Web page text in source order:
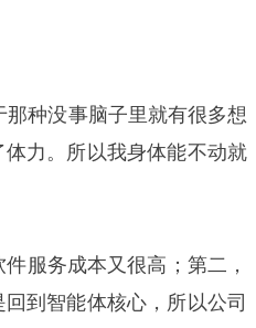
那种没事脑子里就有很多想
力。所以我身体能不动就
服务成本又很高；第二，
到智能体核心，所以公司